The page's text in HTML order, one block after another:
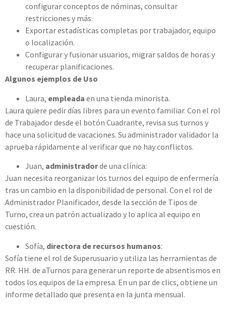
configurar conceptos de nóminas, consultar
restricciones y más.
Exportar estadísticas completas por trabajador, equipo
o localización.
Configurar y fusionar usuarios, migrar saldos de horas y
recuperar planificaciones.
Algunos ejemplos de Uso
Laura, empleada en una tienda minorista.
Laura quiere pedir días libres para un evento familiar. Con el rol
de Trabajador desde el botón Cuadrante, revisa sus turnos y
hace una solicitud de vacaciones. Su administrador validador la
aprueba rápidamente al verificar que no hay conflictos.
Juan, administradorde una clínica:
Juan necesita reorganizar los turnos del equipo de enfermería
tras un cambio en la disponibilidad de personal. Con el rol de
Administrador Planificador, desde la sección de Tipos de
Turno, crea un patrón actualizado y lo aplica al equipo en
cuestión.
Sofía, directora de recursos humanos:
Sofía tiene el rol de Superusuario y utiliza las herramientas de
RR. HH. de aTurnos para generar un reporte de absentismos en
todos los equipos de la empresa. En un par de clics, obtiene un
informe detallado que presenta en la junta mensual.